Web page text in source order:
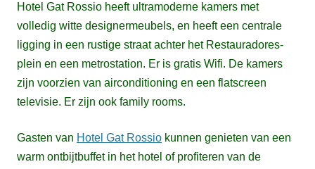
Hotel Gat Rossio heeft ultramoderne kamers met
volledig witte designermeubels, en heeft een centrale
ligging in een rustige straatachter het Restauradores-
plein en een metrostation. Er is gratis Wifi. De kamers
zijn voorzien van airconditioning en een flatscreen
televisie. Er zijn ook family rooms.
Gasten van Hotel Gat Rossio kunnen genieten van een
warm ontbijtbuffet in het hotel of profiteren van de